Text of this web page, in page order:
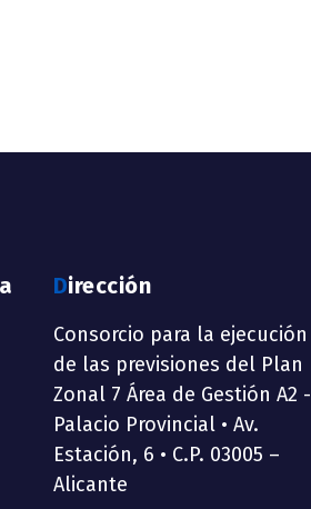
Dirección
Consorcio para la ejecución
de las previsiones del Plan
Zonal 7 Área de Gestión A2 -
Palacio Provincial • Av.
Estación, 6 • C.P. 03005 –
Alicante